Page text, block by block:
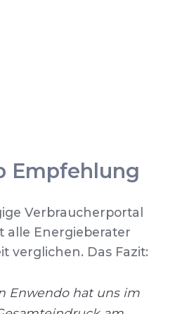
Empfehlung
Verbraucherportal
alle Energieberater
verglichen. Das Fazit:
Enwendo hat uns im